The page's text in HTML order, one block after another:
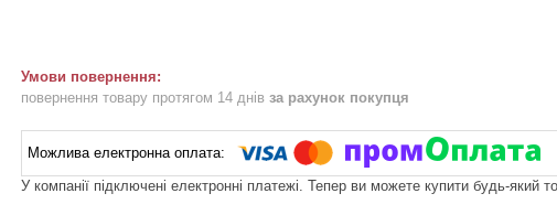
повернення товару протягом 14 днів за рахунок покупця
У компанії підключені електронні платежі. Тепер ви можете купити будь-який